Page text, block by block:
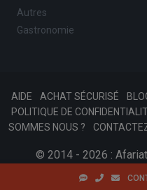
Autres
Gastronomie
AIDE ACHAT SÉCURISÉ
POLITIQUE DE
SOMMES NOUS ?
© 2014 - 2026 :
réservés.